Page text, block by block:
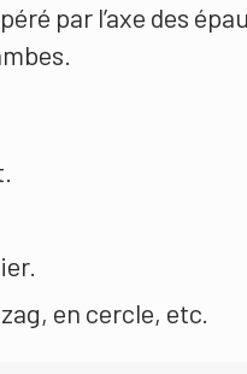
par l’axe des
en cercle, etc.